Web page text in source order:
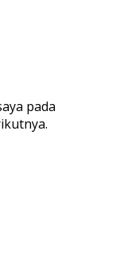
pada